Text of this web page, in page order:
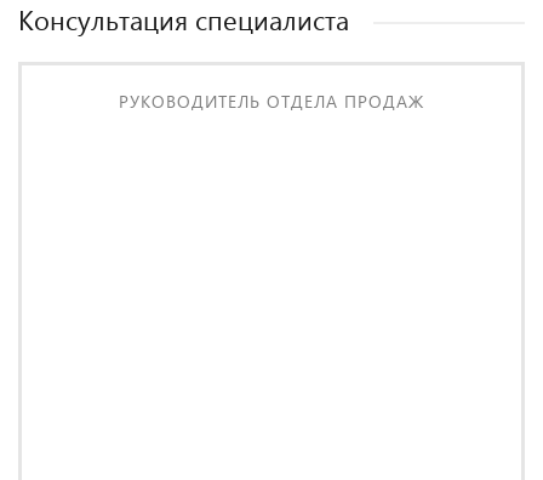
Консультация специалиста
РУКОВОДИТЕЛЬ ОТДЕЛА ПРОДАЖ